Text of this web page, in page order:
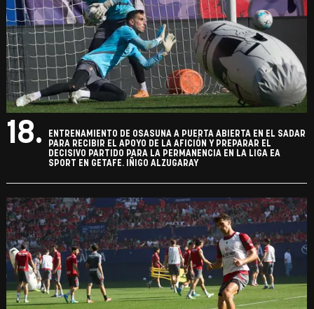
18.
ENTRENAMIENTO DE OSASUNA A PUERTA ABIERTA EN EL SADAR
PARA RECIBIR EL APOYO DE LA AFICIÓN Y PREPARAR EL
DECISIVO PARTIDO PARA LA PERMANENCIA EN LA LIGA EA
SPORT EN GETAFE. IÑIGO ALZUGARAY